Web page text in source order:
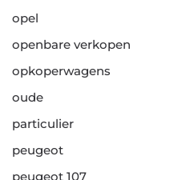
opel
openbare verkopen
opkoperwagens
oude
particulier
peugeot
peugeot 107